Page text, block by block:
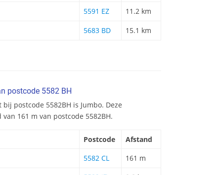
5591 EZ 11.2 km
5683 BD 15.1 km
postcode 5582 BH
postcode 5582BH is Jumbo. Deze
161 m van postcode 5582BH.
Postcode
Afstand
5582 CL 161 m